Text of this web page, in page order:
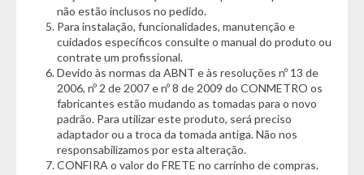
Informações Técnicas:
- Marca: Bel
- Material: Polietileno
- Preta
Características:
- Em Polietileno
- Enchimento pode ser com água ou areia
não estão inclusos no pedido.
Para instalação, funcionalidades, manutenção e
cuidados específicos consulte o manual do produto ou
contrate um profissional.
Devido às normas da ABNT e às resoluções nº 13 de
2006, nº 2 de 2007 e nº 8 de 2009 do CONMETRO os
fabricantes estão mudando as tomadas para o novo
padrão. Para utilizar este produto, será preciso
adaptador ou a troca da tomada antiga. Não nos
responsabilizamos por esta alteração.
CONFIRA o valor do FRETE no carrinho de compras.